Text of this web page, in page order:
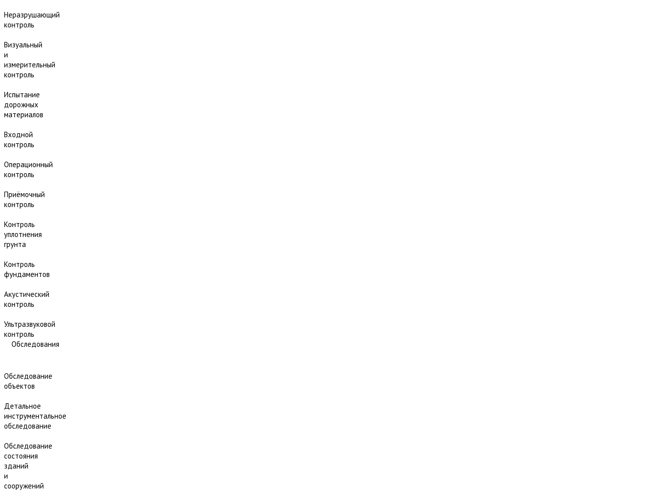
Неразрушающий
контроль
Визуальный
и
измерительный
контроль
Испытание
дорожных
материалов
Входной
контроль
Операционный
контроль
Приёмочный
контроль
Контроль
уплотнения
грунта
Контроль
фундаментов
Акустический
контроль
Ультразвуковой
контроль
Обследования
Обследование
объектов
Детальное
инструментальное
обследование
Обследование
состояния
зданий
и
сооружений